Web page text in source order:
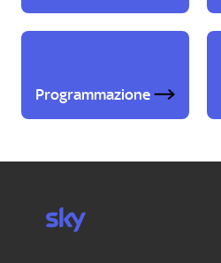
Programmazione